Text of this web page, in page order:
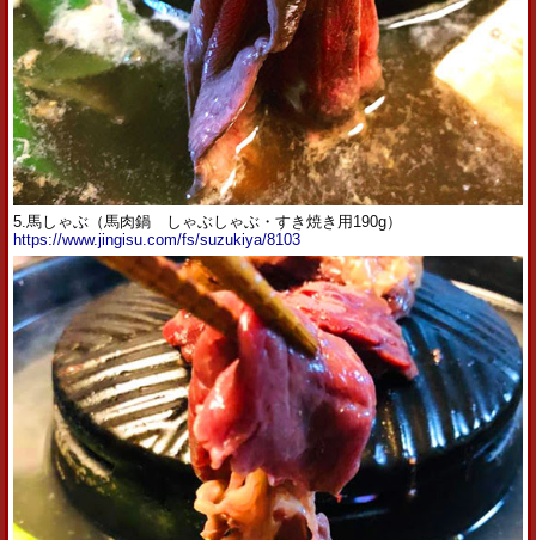
5.馬しゃぶ（馬肉鍋 しゃぶしゃぶ・すき焼き用190g）
https://www.jingisu.com/fs/suzukiya/8103